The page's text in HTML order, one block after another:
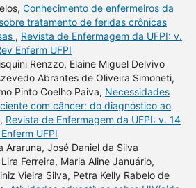
Conhecimento de enfermeiros da
tratamento de feridas crônicas
, Revista de Enfermagem da UFPI: v.
Enferm UFPI
Renzzo, Elaine Miguel Delvivo
Abrantes de Oliveira Simoneti,
Pinto Coelho Paiva, Necessidades
com câncer: do diagnóstico ao
, Revista de Enfermagem da UFPI: v. 14
UFPI
Araruna, José Daniel da Silva
Ferreira, Maria Aline Januário,
Vieira Silva, Petra Kelly Rabelo de